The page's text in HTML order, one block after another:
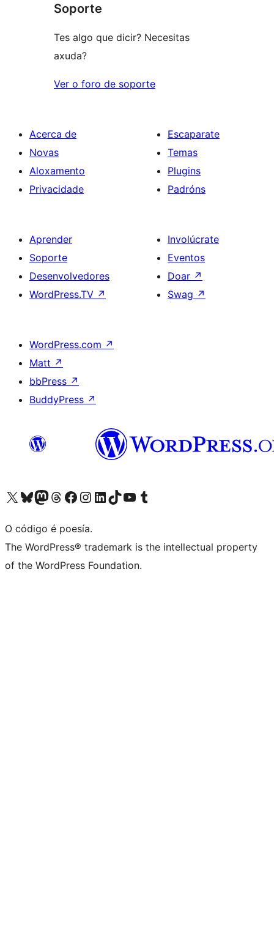
Soporte
Tes algo que dicir? Necesitas
axuda?
Ver o foro de soporte
Acerca de
Novas
Aloxamento
Privacidade
Escaparate
Temas
Plugins
Padróns
Aprender
Soporte
Desenvolvedores
WordPress.TV ↗
Involúcrate
Eventos
Doar ↗
Swag ↗
WordPress.com ↗
Matt ↗
bbPress ↗
BuddyPress ↗
Visita la cuenta de X (anteriormente Twitter)
Visita a nosa conta de Bluesky
Visita a nosa conta de Mastodon
Visita a nosa conta de Threads
Visita a nosa páxina de Facebook
Visita a nosa conta de Instagram
Visita a nosa conta de LinkedIn
Visita a nosa conta de TikTok
Visita a nosa canle de YouTube
Visita a nosa conta de Tumblr
O código é poesía.
The WordPress® trademark is the intellectual property
of the WordPress Foundation.